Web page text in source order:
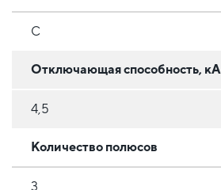
C
Отключающая способность, кА
4,5
Количество полюсов
3